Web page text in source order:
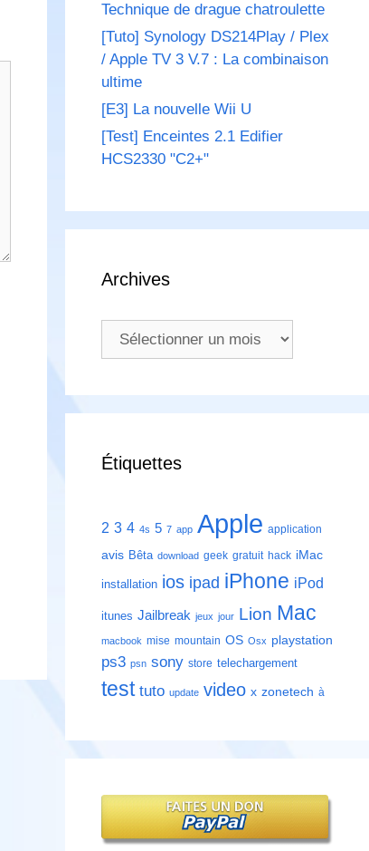
Technique de drague chatroulette
[Tuto] Synology DS214Play / Plex
/ Apple TV 3 V.7 : La combinaison
ultime
[E3] La nouvelle Wii U
[Test] Enceintes 2.1 Edifier
HCS2330 "C2+"
Archives
Archives
Étiquettes
2 3 4 4s 5 7 app Apple application
avis Bêta download geek gratuit hack iMac
installation ios ipad iPhone iPod
itunes Jailbreak jeux jour Lion Mac
macbook mise mountain OS Osx playstation
ps3 psn sony store telechargement
test tuto update video x zonetech à